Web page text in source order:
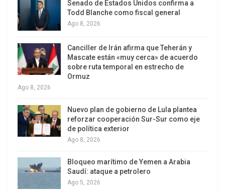
Estas cuestiones pueden ser aplaudidas o
repudiadas. Más allá de eso, estos pocos días de
primera y grave contradicción. Milei llama, para
ocupar cargos claves, a personajes –de la
“casta”- que desarrollaron prácticas -en algunos
casos muy recientes- cuyos efectos lo padecen
gran parte de la población. El Presidente
fundamenta su decisión en el hecho que le
interesa lo que cada uno piensa sobre el futuro.
traen bajo el brazo la autocrítica por sus políticas
anteriores. De lo contrario eso se llama
oportunismo y demuestra que la vieja casta nunca
Senado de Estados Unidos confirma a
Todd Blanche como fiscal general
Ago 8, 2026
Canciller de Irán afirma que Teherán y
Mascate están «muy cerca» de acuerdo
sobre ruta temporal en estrecho de
Ormuz
Ago 8, 2026
Nuevo plan de gobierno de Lula plantea
reforzar cooperación Sur-Sur como eje
de política exterior
Ago 8, 2026
Bloqueo marítimo de Yemen a Arabia
Saudí: ataque a petrolero
Ago 5, 2026